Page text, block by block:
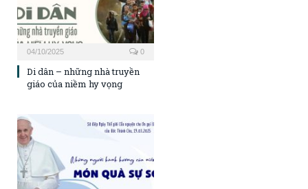
04/10/2025 0
Di dân – những nhà truyền
giáo của niềm hy vọng